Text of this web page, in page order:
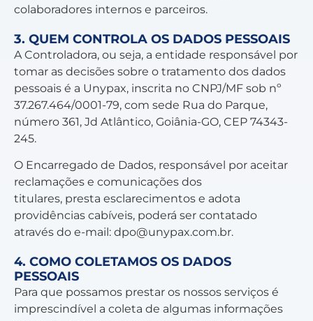
colaboradores internos e parceiros.
3. QUEM CONTROLA OS DADOS PESSOAIS
A Controladora, ou seja, a entidade responsável por
tomar as decisões sobre o tratamento dos dados
pessoais é a Unypax, inscrita no CNPJ/MF sob nº
37.267.464/0001-79, com sede Rua do Parque,
número 361, Jd Atlântico, Goiânia-GO, CEP 74343-
245.
O Encarregado de Dados, responsável por aceitar
reclamações e comunicações dos
titulares, presta esclarecimentos e adota
providências cabíveis, poderá ser contatado
através do e-mail: dpo@unypax.com.br.
4. COMO COLETAMOS OS DADOS
PESSOAIS
Para que possamos prestar os nossos serviços é
imprescindível a coleta de algumas informações